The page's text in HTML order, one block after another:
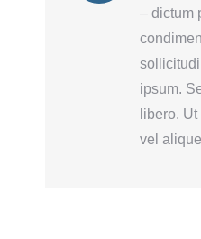
– dictum
ipsum.
libero.
vel